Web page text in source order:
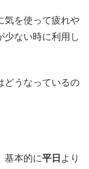
気を使って疲れや
少ない時に利用し
どうなっているの
基本的に平日 より